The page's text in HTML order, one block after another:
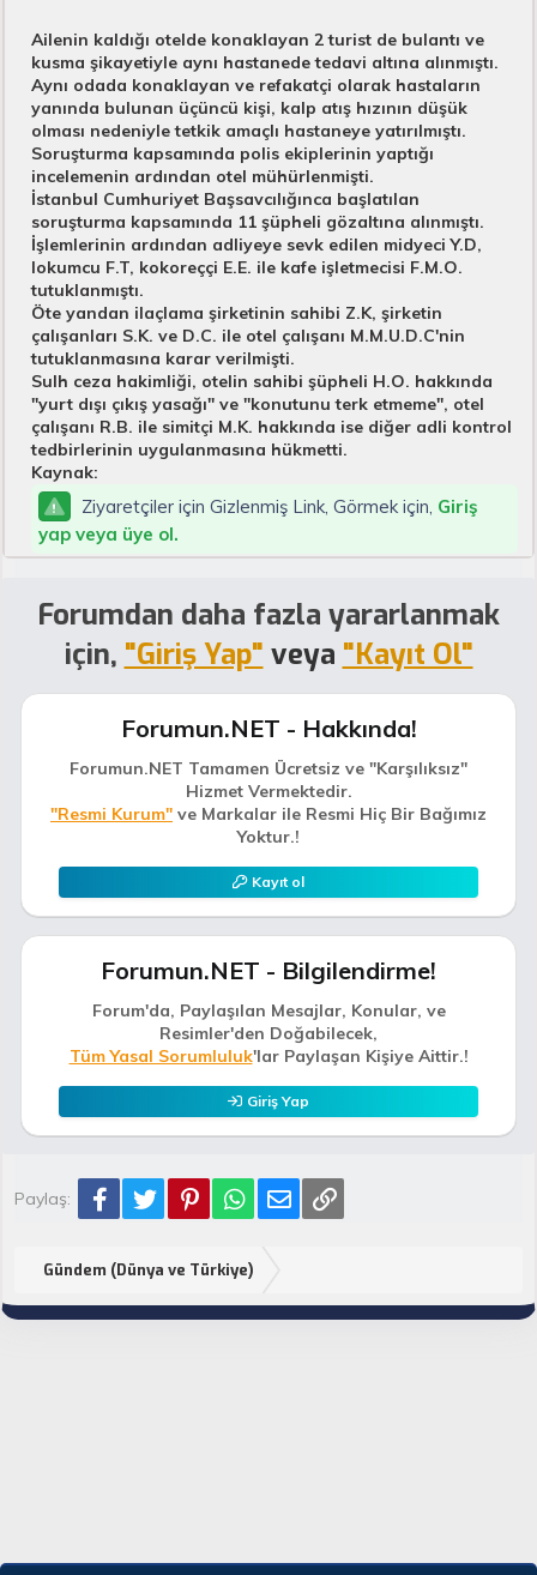
Ailenin kaldığı otelde konaklayan 2 turist de bulantı ve
kusma şikayetiyle aynı hastanede tedavi altına alınmıştı.
Aynı odada konaklayan ve refakatçi olarak hastaların
yanında bulunan üçüncü kişi, kalp atış hızının düşük
olması nedeniyle tetkik amaçlı hastaneye yatırılmıştı.
Soruşturma kapsamında polis ekiplerinin yaptığı
incelemenin ardından otel mühürlenmişti.
İstanbul Cumhuriyet Başsavcılığınca başlatılan
soruşturma kapsamında 11 şüpheli gözaltına alınmıştı.
İşlemlerinin ardından adliyeye sevk edilen midyeci Y.D,
lokumcu F.T, kokoreççi E.E. ile kafe işletmecisi F.M.O.
tutuklanmıştı.
Öte yandan ilaçlama şirketinin sahibi Z.K, şirketin
çalışanları S.K. ve D.C. ile otel çalışanı M.M.U.D.C'nin
tutuklanmasına karar verilmişti.
Sulh ceza hakimliği, otelin sahibi şüpheli H.O. hakkında
"yurt dışı çıkış yasağı" ve "konutunu terk etmeme", otel
çalışanı R.B. ile simitçi M.K. hakkında ise diğer adli kontrol
tedbirlerinin uygulanmasına hükmetti.
Kaynak:
Ziyaretçiler için Gizlenmiş Link, Görmek için, Giriş
yap veya üye ol.
Forumdan daha fazla yararlanmak
için, "Giriş Yap" veya "Kayıt Ol"
Forumun.NET - Hakkında!
Forumun.NET Tamamen Ücretsiz ve "Karşılıksız"
Hizmet Vermektedir.
"Resmi Kurum" ve Markalar ile Resmi Hiç Bir Bağımız
Yoktur.!
Kayıt ol
Forumun.NET - Bilgilendirme!
Forum'da, Paylaşılan Mesajlar, Konular, ve
Resimler'den Doğabilecek,
Tüm Yasal Sorumluluk'lar Paylaşan Kişiye Aittir.!
Giriş Yap
Paylaş: Facebook
Twitter PinterestWhatsApp
E-posta
Gündem (Dünya ve Türkiye)